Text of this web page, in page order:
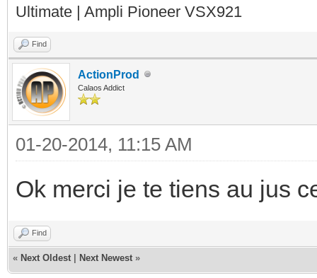
Ultimate | Ampli Pioneer VSX921
Find
ActionProd
Calaos Addict
01-20-2014, 11:15 AM
Ok merci je te tiens au jus
Find
« Next Oldest Next Newest »